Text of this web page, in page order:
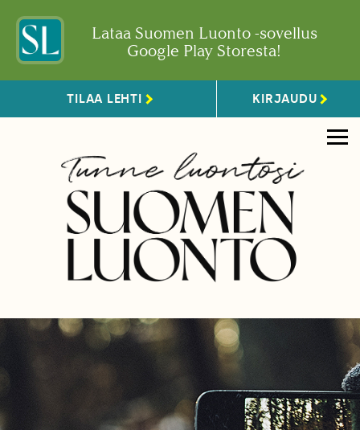
Lataa Suomen Luonto -sovellus
Google Play Storesta!
TILAA LEHTI KIRJAUDU